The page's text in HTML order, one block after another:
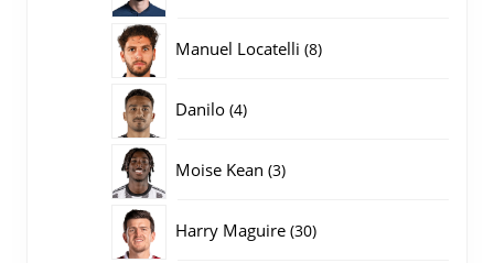
Manuel Locatelli 88
Danilo 44
Moise Kean 33
Harry Maguire 3030